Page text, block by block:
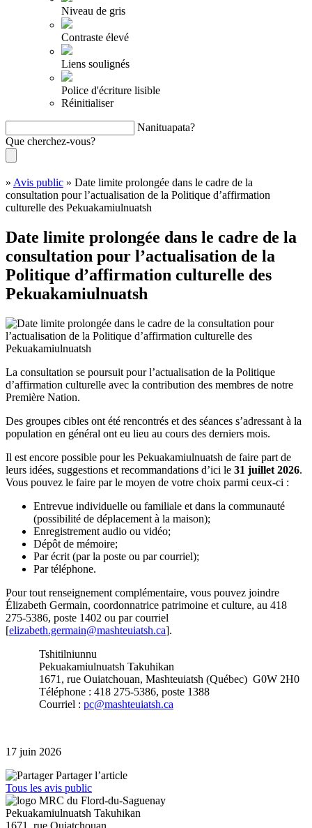
Niveau de gris
Contraste élevé
Liens soulignés
Police d'écriture lisible
Réinitialiser
Nanituapata?
Que cherchez-vous?
» Avis public » Date limite prolongée dans le cadre de la
consultation pour l’actualisation de la Politique d’affirmation
culturelle des Pekuakamiulnuatsh
Date limite prolongée dans le cadre de la
consultation pour l’actualisation de la
Politique d’affirmation culturelle des
Pekuakamiulnuatsh
La consultation se poursuit pour l’actualisation de la Politique
d’affirmation culturelle avec la contribution des membres de notre
Première Nation.
Des groupes cibles ont été rencontrés et des séances s’adressant à la
population en général ont eu lieu au cours des derniers mois.
Il est encore possible pour les Pekuakamiulnuatsh de faire part de
leurs idées, suggestions et recommandations d’ici le 31 juillet 2026.
Vous pouvez le faire par le moyen de votre choix parmi ceux-ci :
Entrevue individuelle ou familiale et dans la communauté
(possibilité de déplacement à la maison);
Enregistrement audio ou vidéo;
Dépôt de mémoire;
Par écrit (par la poste ou par courriel);
Par téléphone.
Pour tout renseignement complémentaire, vous pouvez joindre
Élizabeth Germain, coordonnatrice patrimoine et culture, au 418
275-5386, poste 1402 ou par courriel
[elizabeth.germain@mashteuiatsh.ca].
Tshitilniunnu
Pekuakamiulnuatsh Takuhikan
1671, rue Ouiatchouan, Mashteuiatsh (Québec) G0W 2H0
Téléphone : 418 275-5386, poste 1388
Courriel : pc@mashteuiatsh.ca
17 juin 2026
Partager l’article
Tous les avis public
Pekuakamiulnuatsh Takuhikan
1671, rue Ouiatchouan